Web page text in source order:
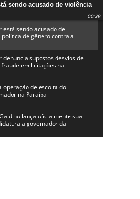
sendo acusado de violência
contra a prefeita Lucinha
00:39
está sendo acusado de
política de gênero contra a
da Saúde
denuncia supostos desvios de
em licitações na
de Alhandra
operação de escolta do
na Paraíba
lança oficialmente sua
a governador da